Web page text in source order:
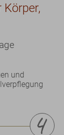
Körper,
und